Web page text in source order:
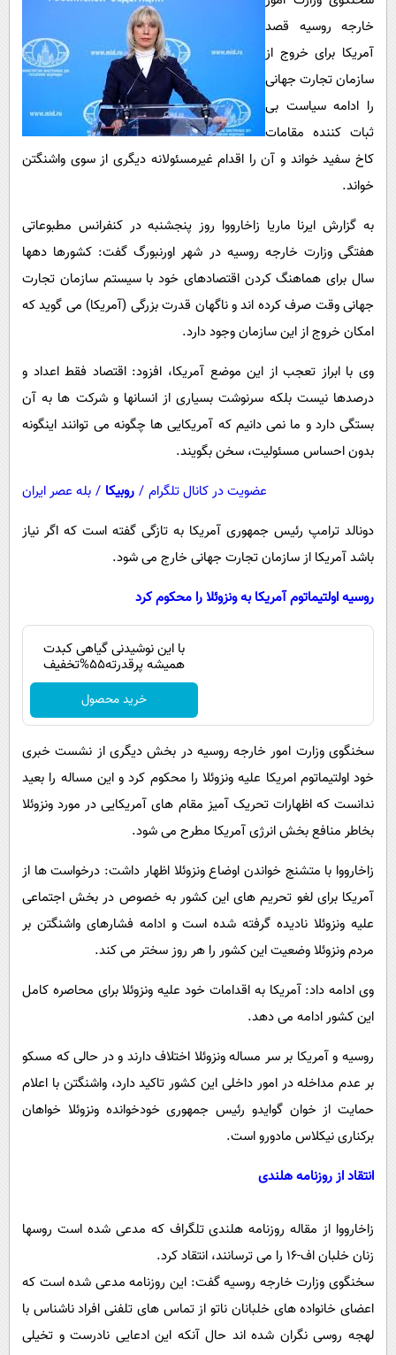
فناوری
گوناگون
حوادث
محیط زیست
بین الملل
اجتماعی
حیات وحش
سیاست خارجی
روانشناسی
آشپزی
دانلود
خارجه روسیه قصد
آمریکا برای خروج از
سازمان تجارت جهانی
را ادامه سیاست بی
ثبات کننده مقامات
کاخ سفید خواند و آن را اقدام غیرمسئولانه دیگری از سوی واشنگتن
خواند.
به گزارش ایرنا ماریا زاخارووا روز پنجشنبه در کنفرانس مطبوعاتی
هفتگی وزارت خارجه روسیه در شهر اورنبورگ گفت: کشورها دهها
سال برای هماهنگ کردن اقتصادهای خود با سیستم سازمان تجارت
جهانی وقت صرف کرده اند و ناگهان قدرت بزرگی (آمریکا) می گوید که
امکان خروج از این سازمان وجود دارد.
وی با ابراز تعجب از این موضع آمریکا، افزود: اقتصاد فقط اعداد و
درصدها نیست بلکه سرنوشت بسیاری از انسانها و شرکت ها به آن
بستگی دارد و ما نمی دانیم که آمریکایی ها چگونه می توانند اینگونه
بدون احساس مسئولیت، سخن بگویند.
عضویت در کانال تلگرام / روبیکا / بله عصر ایران
دونالد ترامپ رئیس جمهوری آمریکا به تازگی گفته است که اگر نیاز
باشد آمریکا از سازمان تجارت جهانی خارج می شود.
روسیه اولتیماتوم آمریکا به ونزوئلا را محکوم کرد
با این نوشیدنی گیاهی کبدت
همیشه پرقدرته55%تخفیف
خرید محصول
سخنگوی وزارت امور خارجه روسیه در بخش دیگری از نشست خبری
خود اولتیماتوم امریکا علیه ونزوئلا را محکوم کرد و این مساله را بعید
ندانست که اظهارات تحریک آمیز مقام های آمریکایی در مورد ونزوئلا
بخاطر منافع بخش انرژی آمریکا مطرح می شود.
زاخارووا با متشنج خواندن اوضاع ونزوئلا اظهار داشت: درخواست ها از
آمریکا برای لغو تحریم های این کشور به خصوص در بخش اجتماعی
علیه ونزوئلا نادیده گرفته شده است و ادامه فشارهای واشنگتن بر
مردم ونزوئلا وضعیت این کشور را هر روز سختر می کند.
وی ادامه داد: آمریکا به اقدامات خود علیه ونزوئلا برای محاصره کامل
این کشور ادامه می دهد.
روسیه و آمریکا بر سر مساله ونزوئلا اختلاف دارند و در حالی که مسکو
بر عدم مداخله در امور داخلی این کشور تاکید دارد، واشنگتن با اعلام
حمایت از خوان گوایدو رئیس جمهوری خودخوانده ونزوئلا خواهان
برکناری نیکلاس مادورو است.
انتقاد از روزنامه هلندی
زاخارووا از مقاله روزنامه هلندی تلگراف که مدعی شده است روسها
زنان خلبان اف-۱۶ را می ترسانند، انتقاد کرد.
سخنگوی وزارت خارجه روسیه گفت: این روزنامه مدعی شده است که
اعضای خانواده های خلبانان ناتو از تماس های تلفنی افراد ناشناس با
لهجه روسی نگران شده اند حال آنکه این ادعایی نادرست و تخیلی